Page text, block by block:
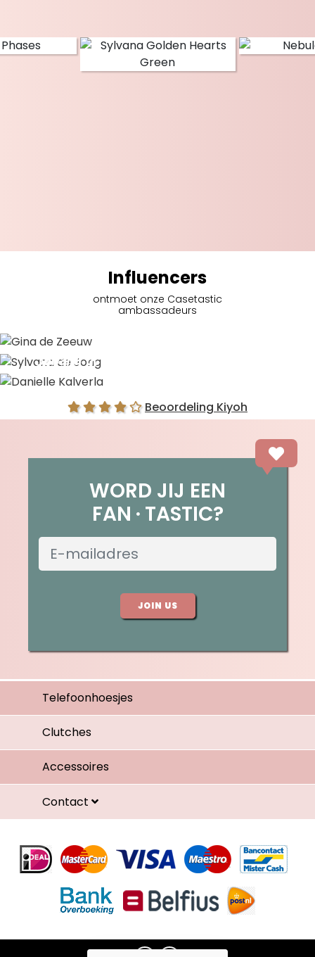
Influencers
ontmoet onze Casetastic
ambassadeurs
Sylvana de Jong
Beoordeling Kiyoh
WORD JIJ EEN
FAN TASTIC?
JOIN US
Telefoonhoesjes
Clutches
Accessoires
Contact